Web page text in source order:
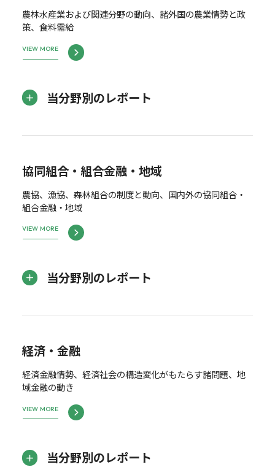
農林水産業および関連分野の動向、諸外国の農業情勢と政
策、食料需給
VIEW MORE
当分野別のレポート
協同組合・組合金融・地域
農協、漁協、森林組合の制度と動向、国内外の協同組合・
組合金融・地域
VIEW MORE
当分野別のレポート
経済・金融
経済金融情勢、経済社会の構造変化がもたらす諸問題、地
域金融の動き
VIEW MORE
当分野別のレポート